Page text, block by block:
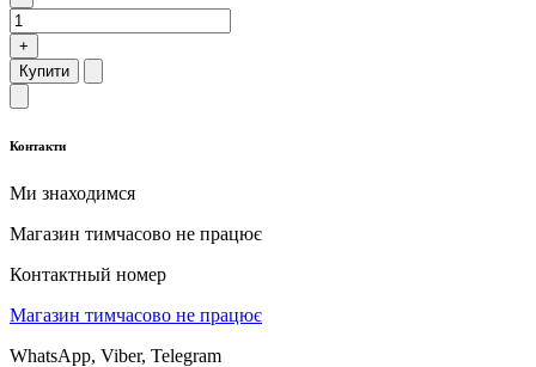
+
Купити
Контакти
Ми знаходимся
Магазин тимчасово не працює
Контактный номер
Магазин тимчасово не працює
WhatsApp, Viber, Telegram